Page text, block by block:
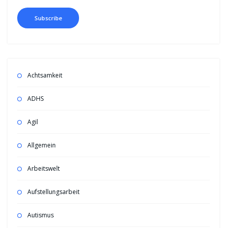
Achtsamkeit
ADHS
Agil
Allgemein
Arbeitswelt
Aufstellungsarbeit
Autismus